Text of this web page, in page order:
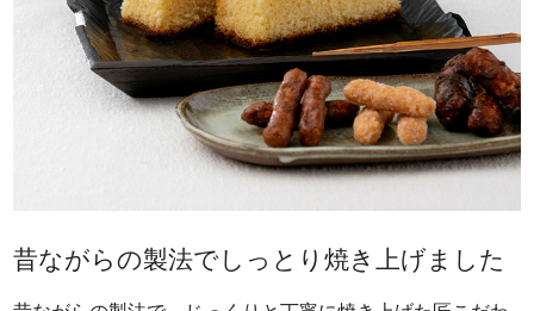
昔ながらの製法でしっとり焼き上げました